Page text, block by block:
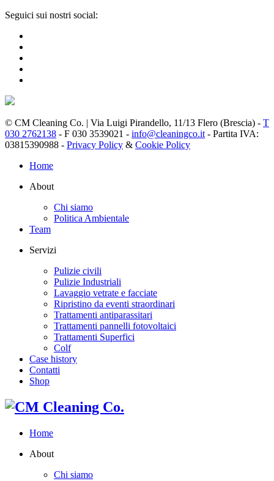
Seguici sui nostri social:
© CM Cleaning Co. | Via Luigi Pirandello, 11/13 Flero (Brescia) - T
030 2762138 - F 030 3539021 - info@cleaningco.it - Partita IVA:
03815390988 - Privacy Policy & Cookie Policy
Home
About
Chi siamo
Politica Ambientale
Team
Servizi
Pulizie civili
Pulizie Industriali
Lavaggio vetrate e facciate
Ripristino da eventi straordinari
Trattamenti antiparassitari
Trattamenti pannelli fotovoltaici
Trattamenti Superfici
Colf
Case history
Contatti
Shop
Home
About
Chi siamo